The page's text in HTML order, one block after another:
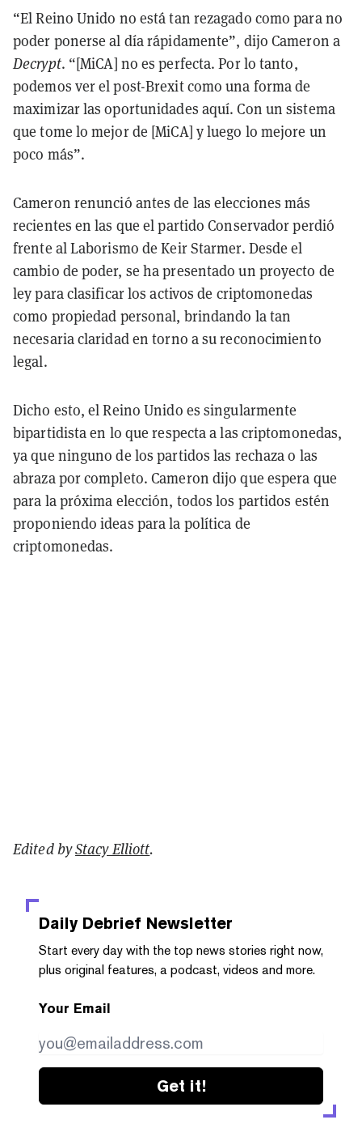
“El Reino Unido no está tan rezagado como para no
poder ponerse al día rápidamente”, dijo Cameron a
Decrypt. “[MiCA] no es perfecta. Por lo tanto,
podemos ver el post-Brexit como una forma de
maximizar las oportunidades aquí. Con un sistema
que tome lo mejor de [MiCA] y luego lo mejore un
poco más”.
Cameron renunció antes de las elecciones más
recientes en las que el partido Conservador perdió
frente al Laborismo de Keir Starmer. Desde el
cambio de poder, se ha presentado un proyecto de
ley para clasificar los activos de criptomonedas
como propiedad personal, brindando la tan
necesaria claridad en torno a su reconocimiento
legal.
Dicho esto, el Reino Unido es singularmente
bipartidista en lo que respecta a las criptomonedas,
ya que ninguno de los partidos las rechaza o las
abraza por completo. Cameron dijo que espera que
para la próxima elección, todos los partidos estén
proponiendo ideas para la política de
criptomonedas.
Edited byStacy Elliott.
Daily Debrief Newsletter
Start every day with the top news stories right now,
plus original features, a podcast, videos and more.
Your Email
Get it!